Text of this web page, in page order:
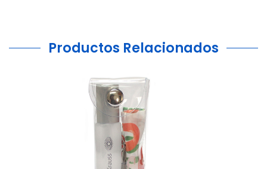
Productos Relacionados